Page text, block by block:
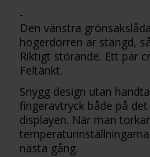
-
Den vänstra
högerdörren är stängd,
Riktigt störande. Ett par
Feltänkt.
Snygg design utan
fingeravtryck både på
displayen. När man
nästa gång.